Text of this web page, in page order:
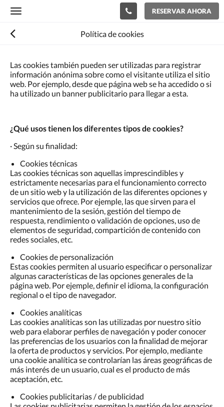
Toggle
RESERVAR AHORA
Política de cookies
Las cookies también pueden ser utilizadas para registrar
información anónima sobre como el visitante utiliza el sitio
web. Por ejemplo, desde que página web se ha accedido o si
ha utilizado un banner publicitario para llegar a esta.
¿Qué usos tienen los diferentes tipos de cookies?
· Según su finalidad:
Cookies técnicas
Las cookies técnicas son aquellas imprescindibles y
estrictamente necesarias para el funcionamiento correcto
de un sitio web y la utilización de las diferentes opciones y
servicios que ofrece. Por ejemple, las que sirven para el
mantenimiento de la sesión, gestión del tiempo de
respuesta, rendimiento o validación de opciones, uso de
elementos de seguridad, compartición de contenido con
redes sociales, etc.
Cookies de personalización
Estas cookies permiten al usuario especificar o personalizar
algunas características de las opciones generales de la
página web. Por ejemple, definir el idioma, la configuración
regional o el tipo de navegador.
Cookies analíticas
Las cookies analíticas son las utilizadas por nuestro sitio
web para elaborar perfiles de navegación y poder conocer
las preferencias de los usuarios con la finalidad de mejorar
la oferta de productos y servicios. Por ejemplo, mediante
una cookie analítica se controlarían las áreas geográficas de
más interés de un usuario, cual es el producto de más
aceptación, etc.
Cookies publicitarias / de publicidad